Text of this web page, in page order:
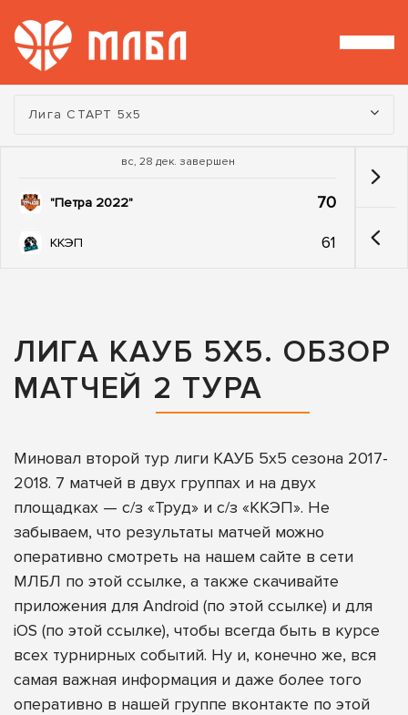
Турнир:
Лига СТАРТ 5х5
вс, 28 дек. завершен
"Петра 2022" 70
ККЭП 61
ЛИГА КАУБ 5Х5. ОБЗОР
МАТЧЕЙ 2 ТУРА
Миновал второй тур лиги КАУБ 5х5 сезона 2017-
2018. 7 матчей в двух группах и на двух
площадках — с/з «Труд» и c/з «ККЭП». Не
забываем, что результаты матчей можно
оперативно смотреть на нашем сайте в сети
МЛБЛ по этой ссылке, а также скачивайте
приложения для Android (по этой ссылке) и для
iOS (по этой ссылке), чтобы всегда быть в курсе
всех турнирных событий. Ну и, конечно же, вся
самая важная информация и даже более того
оперативно в нашей группе вконтакте по этой